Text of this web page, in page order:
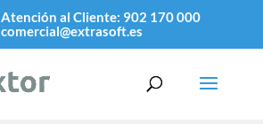
al Cliente: 902 170 000
comercial@extrasoft.es